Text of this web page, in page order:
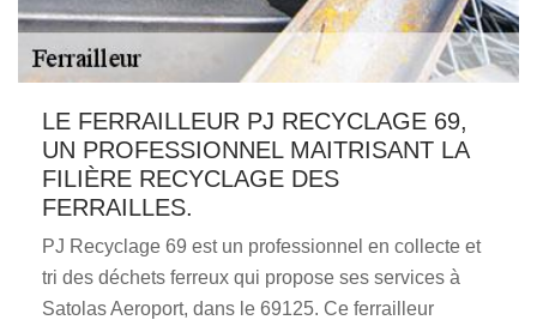
LE FERRAILLEUR PJ RECYCLAGE 69,
UN PROFESSIONNEL MAITRISANT LA
FILIÈRE RECYCLAGE DES
FERRAILLES.
PJ Recyclage 69 est un professionnel en collecte et
tri des déchets ferreux qui propose ses services à
Satolas Aeroport, dans le 69125. Ce ferrailleur